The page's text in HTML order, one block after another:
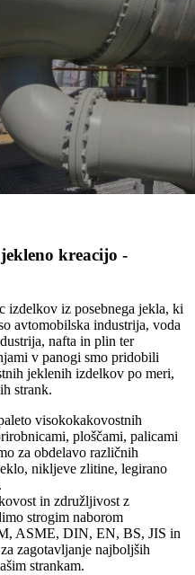
kreacijo -
izdelkov iz posebnega jekla, ki
avtomobilska industrija, voda
nafta in plin ter
v panogi smo pridobili
jeklenih izdelkov po meri,
strank.
visokokakovostnih
ploščami, palicami
za obdelavo različnih
nikljeve zlitine, legirano
in združljivost z
strogim naborom
ASME, DIN, EN, BS, JIS in
zagotavljanje najboljših
strankam.